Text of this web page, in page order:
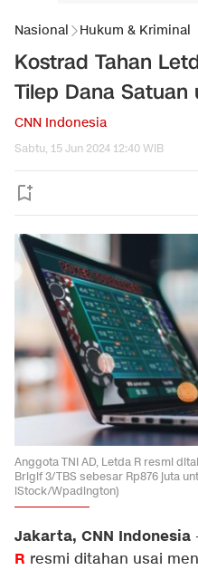
Nasional Hukum & Kriminal
Kostrad Tahan
Tilep Dana
CNN Indonesia
Sabtu, 15 Jun 2024 12:40 WIB
Anggota TNI AD, Letda R resmi
Brigif 3/TBS sebesar Rp876 juta
iStock/Wpadington)
Jakarta, CNN Indonesia
R resmi ditahan usai